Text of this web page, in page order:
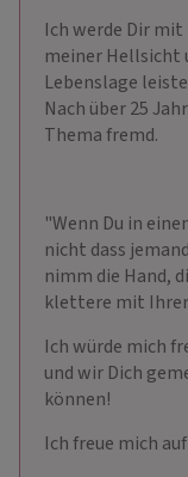
Ich werde Dir
meiner Hellsicht
Lebenslage
Nach über 25
Thema fremd.
"Wenn Du in
nicht dass
nimm die Hand,
klettere mit Ihrer
Ich würde mich
und wir Dich
können!
Ich freue mich